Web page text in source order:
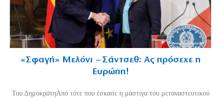
«Σφαγή» Μελόνι – Σάντσεθ: Ας πρόσεχε η
Ευρώπη!
Του ΔημοκράτηΑπό τότε που έσκασε η μάστιγα του μεταναστευτικού